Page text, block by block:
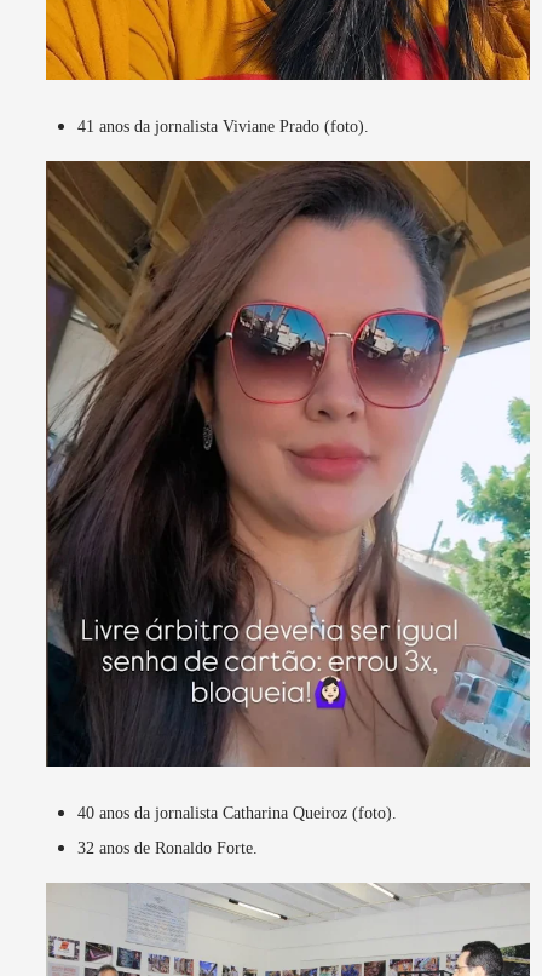
41 anos da jornalista Viviane Prado (foto).
40 anos da jornalista Catharina Queiroz (foto).
32 anos de Ronaldo Forte.